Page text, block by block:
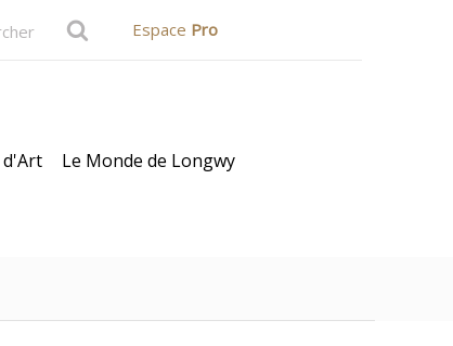
Espace Pro
d'Art Le Monde de Longwy